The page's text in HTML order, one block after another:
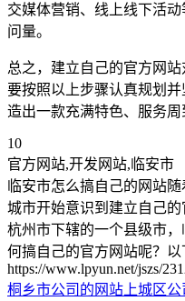
交媒体营销、线上线下活
问量。
总之，建立自己的官方网
要按照以上步骤认真规划
造出一款充满特色、服务周
10
官方网站,开发网站,临安市
临安市怎么搞自己的网站
城市开始意识到建立自己
杭州市下辖的一个县级市
何搞自己的官方网站呢？以
https://www.lpyun.net/jszs/
桐乡市公司的网站 上城区